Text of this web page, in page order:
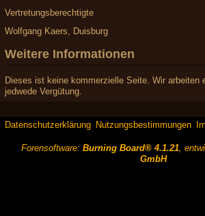
Vertretungsberechtigte
Wolfgang Kaers, Duisburg
Weitere Informationen
Dieses ist keine kommerzielle Seite. Wir arbeiten
jedwede Vergütung.
Datenschutzerklärung Nutzungsbestimmungen
Forensoftware: Burning Board® 4.1.21,
GmbH